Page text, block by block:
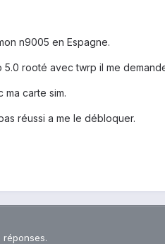
n9005 en Espagne.
rooté avec twrp il me
carte sim.
réussi a me le débloquer.